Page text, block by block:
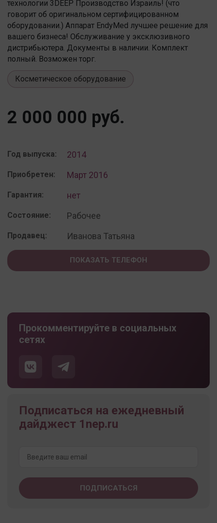
технологии 3DEEP Производство Израиль! (что
говорит об оригинальном сертифицированном
оборудовании.) Аппарат EndyMed лучшее решение для
вашего бизнеса! Обслуживание у эксклюзивного
дистрибьютера. Документы в наличии. Комплект
полный. Возможен торг.
Косметическое оборудование
2 000 000 руб.
Год выпуска: 2014
Приобретен: Март 2016
Гарантия: нет
Состояние: Рабочее
Продавец: Иванова Татьяна
ПОКАЗАТЬ ТЕЛЕФОН
Прокомментируйте в социальных
сетях
Подписаться на ежедневный
дайджест 1nep.ru